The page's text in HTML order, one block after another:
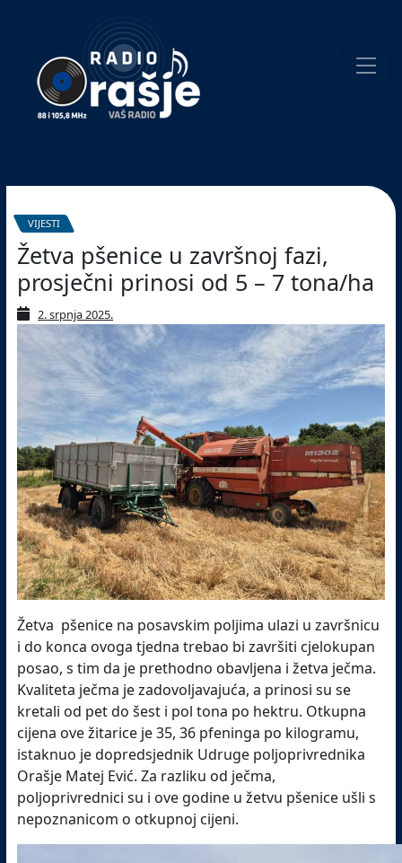
website!
VIJESTI
Žetva pšenice u završnoj fazi,
prosječni prinosi od 5 – 7 tona/ha
2. srpnja 2025.
Žetva pšenice na posavskim poljima ulazi u završnicu
i do konca ovoga tjedna trebao bi završiti cjelokupan
posao, s tim da je prethodno obavljena i žetva ječma.
Kvaliteta ječma je zadovoljavajuća, a prinosi su se
kretali od pet do šest i pol tona po hektru. Otkupna
cijena ove žitarice je 35, 36 pfeninga po kilogramu,
istaknuo je dopredsjednik Udruge poljoprivrednika
Orašje Matej Ević. Za razliku od ječma,
poljoprivrednici su i ove godine u žetvu pšenice ušli s
nepoznanicom o otkupnoj cijeni.